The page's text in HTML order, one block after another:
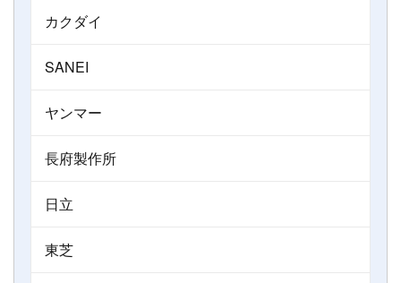
カクダイ
SANEI
ヤンマー
長府製作所
日立
東芝